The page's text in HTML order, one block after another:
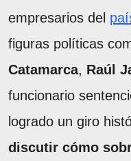
empresarios del
figuras políticas
Catamarca, Raúl
funcionario
logrado un giro
discutir cómo